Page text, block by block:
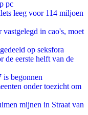
pc
leeg voor 114 miljoen
in cao's, moet
op seksfora
de eerste helft van de
begonnen
onder toezicht om
mijnen in Straat van